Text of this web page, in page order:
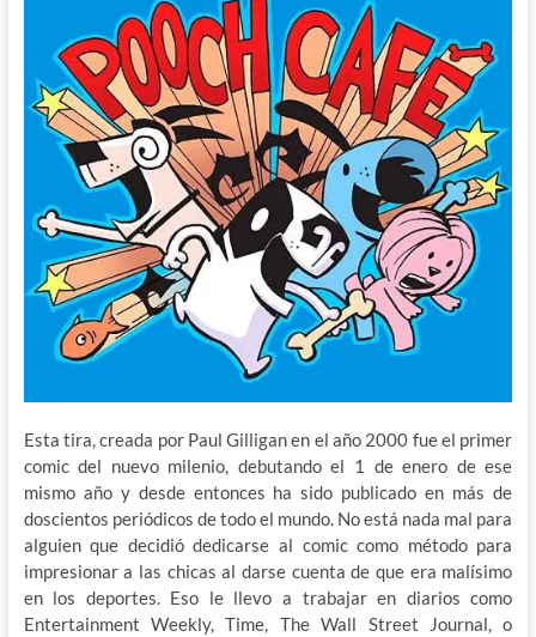
Esta tira, creada por Paul Gilligan en el año 2000 fue el primer
comic del nuevo milenio, debutando el 1 de enero de ese
mismo año y desde entonces ha sido publicado en más de
doscientos periódicos de todo el mundo. No está nada mal para
alguien que decidió dedicarse al comic como método para
impresionar a las chicas al darse cuenta de que era malísimo
en los deportes. Eso le llevo a trabajar en diarios como
Entertainment Weekly, Time, The Wall Street Journal, o